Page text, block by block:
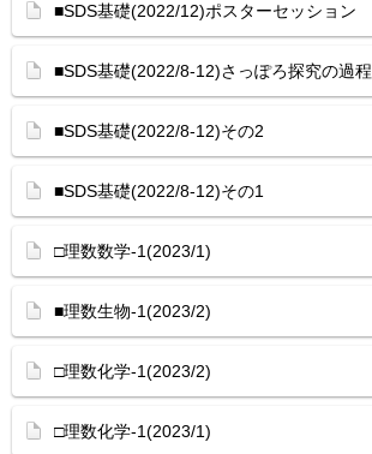
■SDS基礎(2022/12)ポスターセッション
■SDS基礎(2022/8-12)さっぽろ探究の過程
■SDS基礎(2022/8-12)その2
■SDS基礎(2022/8-12)その1
□理数数学-1(2023/1)
■理数生物-1(2023/2)
□理数化学-1(2023/2)
□理数化学-1(2023/1)